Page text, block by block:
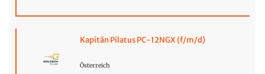
Kapitän Pilatus PC-12NGX (f/m/d)
Österreich